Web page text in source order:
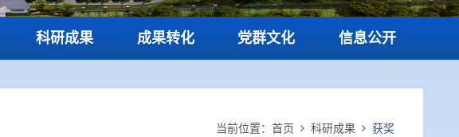
科研成果 成果转化 党群文化 信息公开
当前位置： 首页 科研成果 获奖